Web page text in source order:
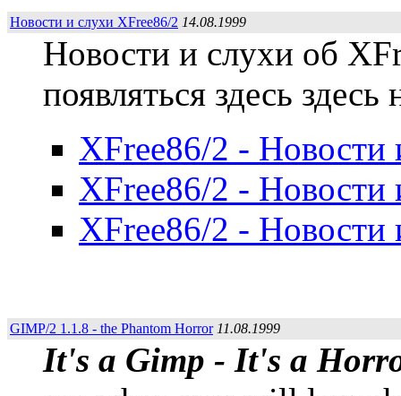
Новости и слухи XFree86/2 14.08.1999
Новости и слухи об
появляться здесь
XFree86/2 - Новости
XFree86/2 - Новости
XFree86/2 - Новости
GIMP/2 1.1.8 - the Phantom Horror 11.08.1999
It's a Gimp - It's a